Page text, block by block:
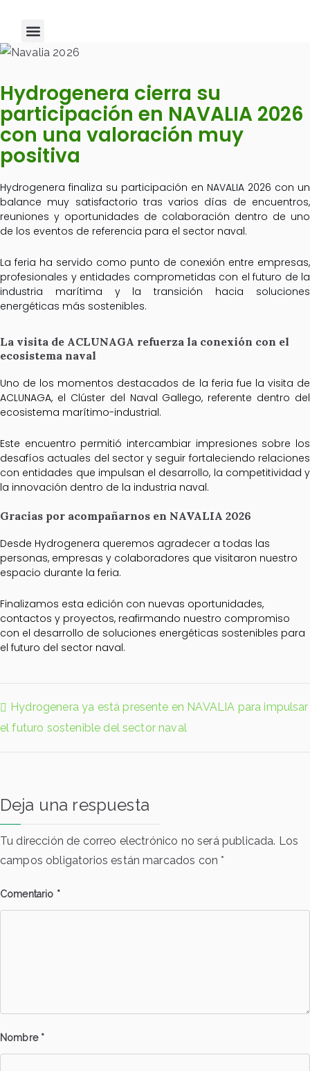
Hydrogenera cierra su
participación en NAVALIA 2026
con una valoración muy
positiva
Hydrogenera finaliza su participación en NAVALIA 2026 con un
balance muy satisfactorio tras varios días de encuentros,
reuniones y oportunidades de colaboración dentro de uno
de los eventos de referencia para el sector naval.
La feria ha servido como punto de conexión entre empresas,
profesionales y entidades comprometidas con el futuro de la
industria marítima y la transición hacia soluciones
energéticas más sostenibles.
La visita de ACLUNAGA refuerza la conexión con el
ecosistema naval
Uno de los momentos destacados de la feria fue la visita de
ACLUNAGA, el Clúster del Naval Gallego, referente dentro del
ecosistema marítimo-industrial.
Este encuentro permitió intercambiar impresiones sobre los
desafíos actuales del sector y seguir fortaleciendo relaciones
con entidades que impulsan el desarrollo, la competitividad y
la innovación dentro de la industria naval.
Gracias por acompañarnos en NAVALIA 2026
Desde Hydrogenera queremos agradecer a todas las
personas, empresas y colaboradores que visitaron nuestro
espacio durante la feria.
Finalizamos esta edición con nuevas oportunidades,
contactos y proyectos, reafirmando nuestro compromiso
con el desarrollo de soluciones energéticas sostenibles para
el futuro del sector naval.
Hydrogenera ya está presente en NAVALIA para impulsar
el futuro sostenible del sector naval
Deja una respuesta
Tu dirección de correo electrónico no será publicada. Los
campos obligatorios están marcados con*
Comentario *
Nombre *